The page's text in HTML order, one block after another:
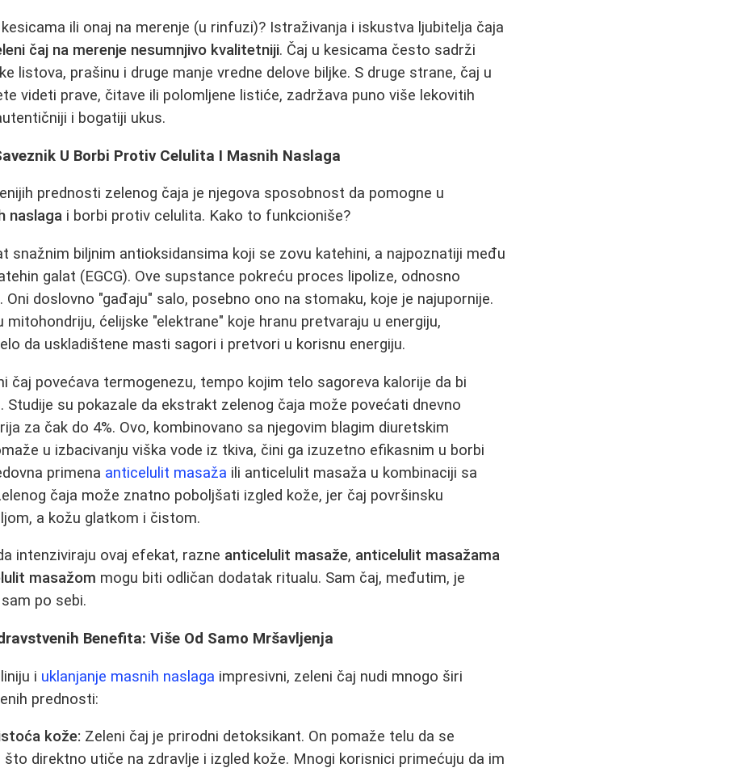
ili onaj na merenje (u rinfuzi)? Istraživanja i iskustva ljubitelja čaja
čaj na merenje nesumnjivo kvalitetniji. Čaj u kesicama često sadrži
listova, prašinu i druge manje vredne delove biljke. S druge strane, čaj u
videti prave, čitave ili polomljene listiće, zadržava puno više lekovitih
i bogatiji ukus.
U Borbi Protiv Celulita I Masnih Naslaga
prednosti zelenog čaja je njegova sposobnost da pomogne u
naslaga i borbi protiv celulita. Kako to funkcioniše?
snažnim biljnim antioksidansima koji se zovu katehini, a najpoznatiji među
galat (EGCG). Ove supstance pokreću proces lipolize, odnosno
Oni doslovno "gađaju" salo, posebno ono na stomaku, koje je najupornije.
mitohondriju, ćelijske "elektrane" koje hranu pretvaraju u energiju,
da uskladištene masti sagori i pretvori u korisnu energiju.
čaj povećava termogenezu, tempo kojim telo sagoreva kalorije da bi
Studije su pokazale da ekstrakt zelenog čaja može povećati dnevno
za čak do 4%. Ovo, kombinovano sa njegovim blagim diuretskim
u izbacivanju viška vode iz tkiva, čini ga izuzetno efikasnim u borbi
primena anticelulit masaža ili anticelulit masaža u kombinaciji sa
čaja može znatno poboljšati izgled kože, jer čaj površinsku
a kožu glatkom i čistom.
intenziviraju ovaj efekat, razne anticelulit masaže, anticelulit masažama
masažom mogu biti odličan dodatak ritualu. Sam čaj, međutim, je
po sebi.
Benefita: Više Od Samo Mršavljenja
i uklanjanje masnih naslaga impresivni, zeleni čaj nudi mnogo širi
prednosti:
kože: Zeleni čaj je prirodni detoksikant. On pomaže telu da se
direktno utiče na zdravlje i izgled kože. Mnogi korisnici primećuju da im